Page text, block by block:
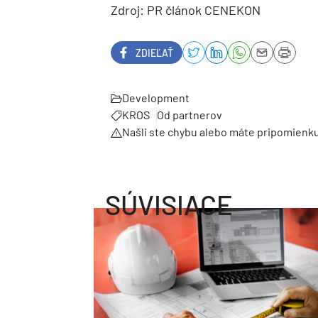
Zdroj: PR článok CENEKON
ZDIEĽAŤ
Development
KROS Od partnerov
Našli ste chybu alebo máte
SÚVISIACE